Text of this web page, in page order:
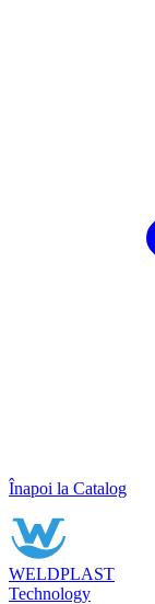
Înapoi la Catalog
WELDPLAST
Technology